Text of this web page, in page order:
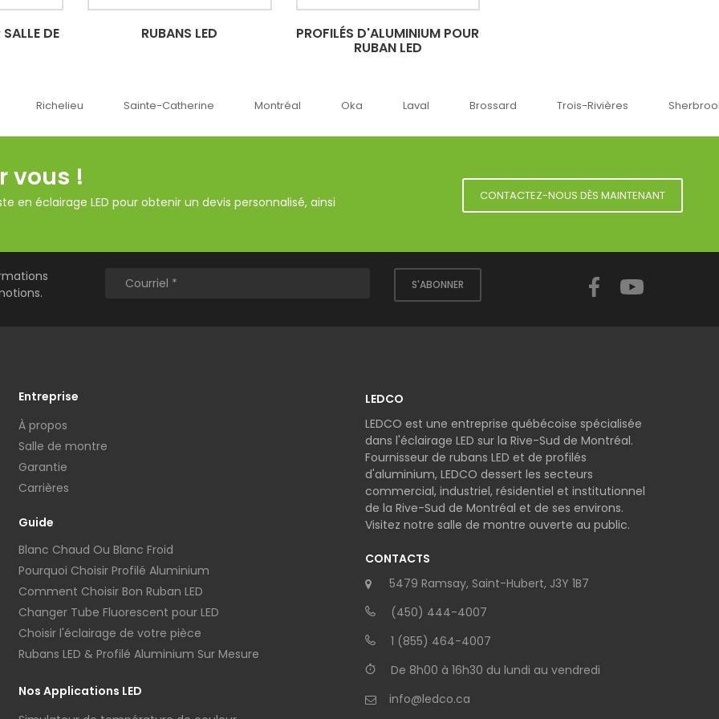
DE RUBANS LED PROFILÉS D'ALUMINIUM POUR
RUBAN LED
Sainte-Catherine Montréal Oka Laval Brossard Trois-Rivières Sherbrooke
vous !
en éclairage LED pour obtenir un devis personnalisé, ainsi
CONTACTEZ-NOUS DÈS MAINTENANT
S'ABONNER
Facebook
Entreprise
À propos
Salle de montre
Garantie
Carrières
Guide
Blanc Chaud Ou Blanc Froid
Pourquoi Choisir Profilé Aluminium
Comment Choisir Bon Ruban LED
Changer Tube Fluorescent pour LED
Choisir l'éclairage de votre pièce
Rubans LED & Profilé Aluminium Sur Mesure
Nos Applications LED
LEDCO
LEDCO est une entreprise québécoise spécialisée
dans l'éclairage LED sur la Rive-Sud de Montréal.
Fournisseur de rubans LED et de profilés
d'aluminium, LEDCO dessert les secteurs
commercial, industriel, résidentiel et institutionnel
de la Rive-Sud de Montréal et de ses environs.
Visitez notre salle de montre ouverte au public.
CONTACTS
5479 Ramsay, Saint-Hubert, J3Y 1B7
(450) 444-4007
1 (855) 464-4007
De 8h00 à 16h30 du lundi au vendredi
info@ledco.ca